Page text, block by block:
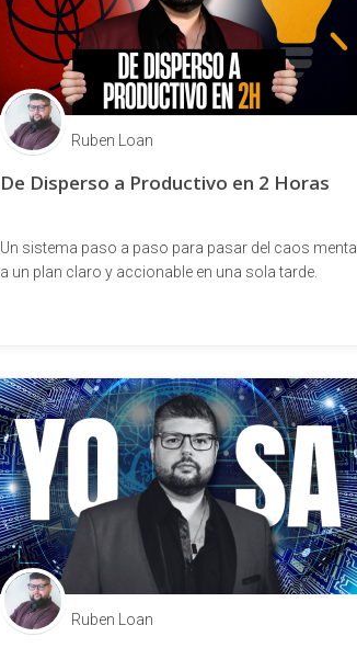
Ruben Loan
De Disperso a Productivo en 2 Horas
Un sistema paso a paso para pasar del caos mental
a un plan claro y accionable en una sola tarde.
Ruben Loan